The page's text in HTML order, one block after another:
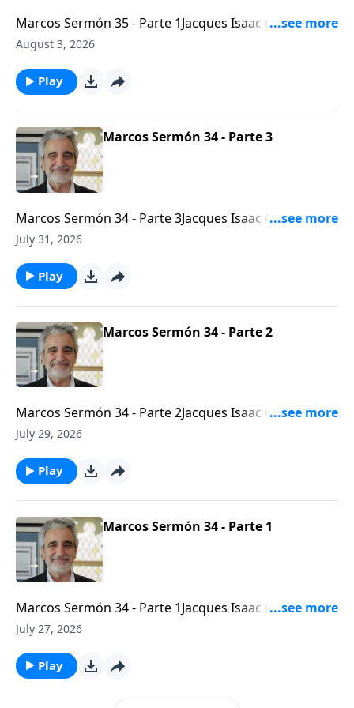
Marcos Sermón 35 - Parte 1Jacques Isaac Gabizon -
Líder mesiánico de la Congregación Beth
August 3, 2026
Play
Marcos Sermón 34 - Parte 3
Marcos Sermón 34 - Parte 3Jacques Isaac Gabizon -
Líder mesiánico de la Congregación Beth
July 31, 2026
Play
Marcos Sermón 34 - Parte 2
Marcos Sermón 34 - Parte 2Jacques Isaac Gabizon -
Líder mesiánico de la Congregación Beth
July 29, 2026
Play
Marcos Sermón 34 - Parte 1
Marcos Sermón 34 - Parte 1Jacques Isaac Gabizon -
Líder mesiánico de la Congregación Beth
July 27, 2026
Play